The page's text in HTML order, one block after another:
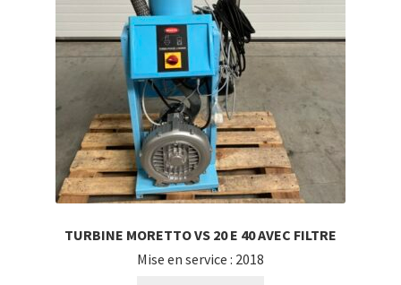
TURBINE MORETTO VS 20 E 40 AVEC FILTRE
Mise en service : 2018